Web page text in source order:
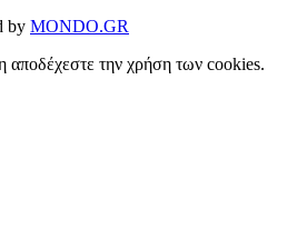
by MONDO.GR
αποδέχεστε την χρήση των cookies.